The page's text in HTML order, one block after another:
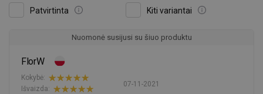
Patvirtinta Kiti variantai
Nuomonė susijusi su šiuo produktu
FlorW
07-11-2021
Kokybė:
Išvaizda: